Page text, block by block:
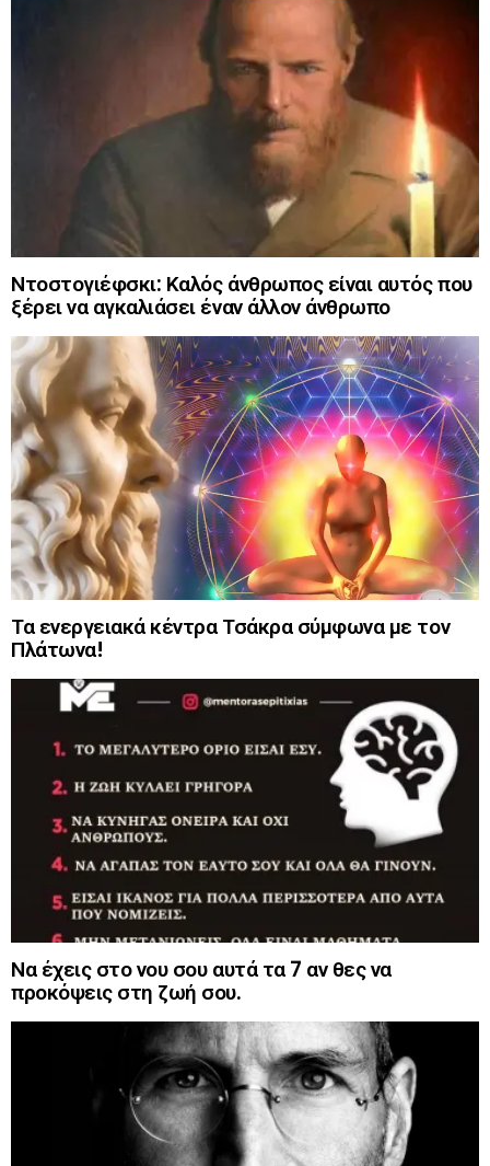
Ντοστογιέφσκι: Καλός άνθρωπος είναι αυτός που
ξέρει να αγκαλιάσει έναν άλλον άνθρωπο
Τα ενεργειακά κέντρα Τσάκρα σύμφωνα με τον
Πλάτωνα!
Να έχεις στο νου σου αυτά τα 7 αν θες να
προκόψεις στη ζωή σου.